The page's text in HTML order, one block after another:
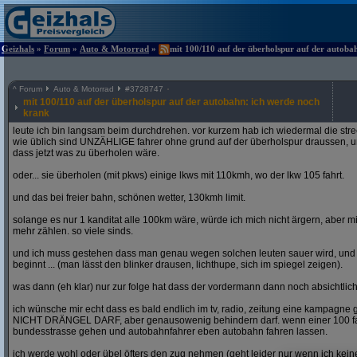
Geizhals » Forum » Auto & Motorrad » mit 100/110 auf der überholspur auf der
^ Forum Auto & Motorrad #3728747
mit 100/110 auf der überholspur auf der autobahn: ich werde noch
krank
leute ich bin langsam beim durchdrehen. vor kurzem hab ich wiedermal die
wie üblich sind UNZÄHLIGE fahrer ohne grund auf der überholspur draussen,
dass jetzt was zu überholen wäre.
oder... sie überholen (mit pkws) einige lkws mit 110kmh, wo der lkw 105 fahrt.
und das bei freier bahn, schönen wetter, 130kmh limit.
solange es nur 1 kanditat alle 100km wäre, würde ich mich nicht ärgern, aber
mehr zählen. so viele sinds.
und ich muss gestehen dass man genau wegen solchen leuten sauer wird,
beginnt ... (man lässt den blinker drausen, lichthupe, sich im spiegel zeigen).
was dann (eh klar) nur zur folge hat dass der vordermann dann noch
ich wünsche mir echt dass es bald endlich im tv, radio, zeitung eine kampagne
NICHT DRÄNGEL DARF, aber genausowenig behindern darf. wenn einer 100
bundesstrasse gehen und autobahnfahrer eben autobahn fahren lassen.
ich werde wohl oder übel öfters den zug nehmen (geht leider nur wenn ich